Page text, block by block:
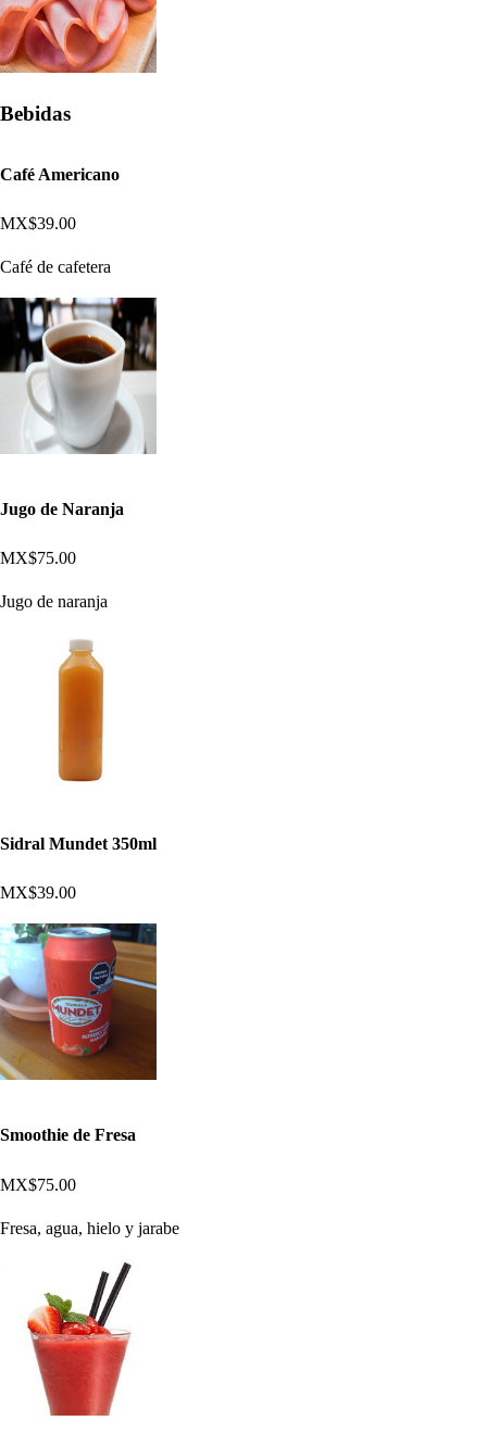
Bebidas
Café Americano
MX$39.00
Café de cafetera
Jugo de Naranja
MX$75.00
Jugo de naranja
Sidral Mundet 350ml
MX$39.00
Smoothie de Fresa
MX$75.00
Fresa, agua, hielo y jarabe